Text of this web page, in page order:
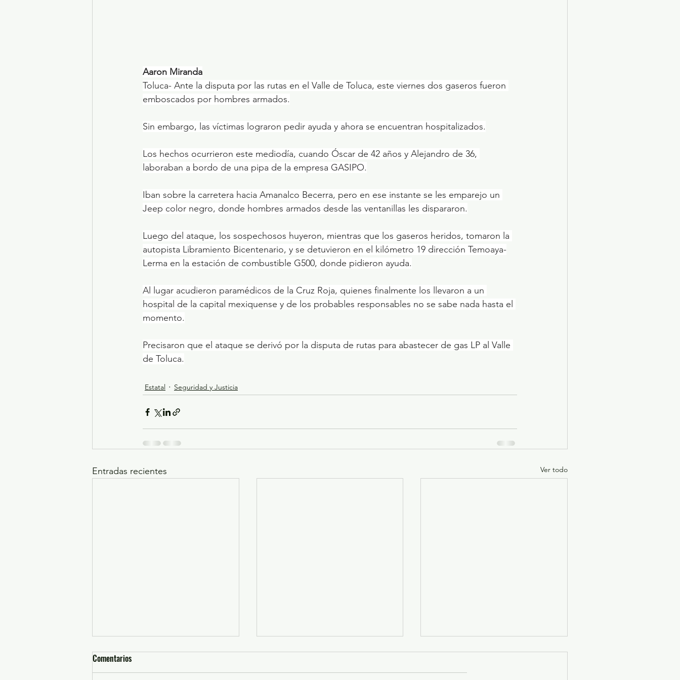
Aaron Miranda
Toluca- Ante la disputa por las rutas en el Valle de Toluca, este viernes dos gaseros fueron
emboscados por hombres armados.
Sin embargo, las víctimas lograron pedir ayuda y ahora se encuentran hospitalizados.
Los hechos ocurrieron este mediodía, cuando Óscar de 42 años y Alejandro de 36,
laboraban a bordo de una pipa de la empresa GASIPO.
Iban sobre la carretera hacia Amanalco Becerra, pero en ese instante se les emparejo un
Jeep color negro, donde hombres armados desde las ventanillas les dispararon.
Luego del ataque, los sospechosos huyeron, mientras que los gaseros heridos, tomaron la
autopista Libramiento Bicentenario, y se detuvieron en el kilómetro 19 dirección Temoaya-
Lerma en la estación de combustible G500, donde pidieron ayuda.
Al lugar acudieron paramédicos de la Cruz Roja, quienes finalmente los llevaron a un
hospital de la capital mexiquense y de los probables responsables no se sabe nada hasta el
momento.
Precisaron que el ataque se derivó por la disputa de rutas para abastecer de gas LP al Valle
de Toluca.
Estatal Seguridad y Justicia
Entradas recientes Ver todo
Comentarios